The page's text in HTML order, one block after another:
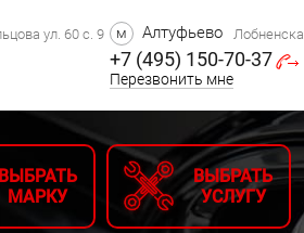
ул. 60 с. 9 м Алтуфьево
+7 (495) 150-70-37
Перезвонить мне
ВЫБРАТЬ
МАРКУ
ВЫБРАТЬ
УСЛУГУ